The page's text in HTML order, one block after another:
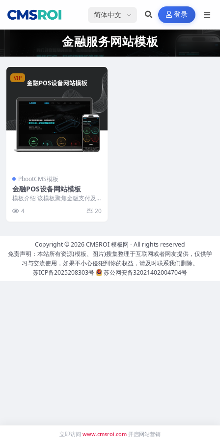
选择语言 登录
金融服务网站模板
VIP
PbootCMS模板
金融POS设备网站模板
模板介绍 该模板聚焦金融支付及
展示、金融服务、行业...
4 20
Copyright © 2026CMSROI 模板网 - All rights reserved
免责声明：本站所有资源(模板、图片)搜集整理于互联网或者网友提供，仅供学
习与交流使用，如果不小心侵犯到你的权益，请及时联系我们删除。
苏ICP备2025208303号
苏公网安备32021402004704号
立即访问 www.cmsroi.com 开启网站营销